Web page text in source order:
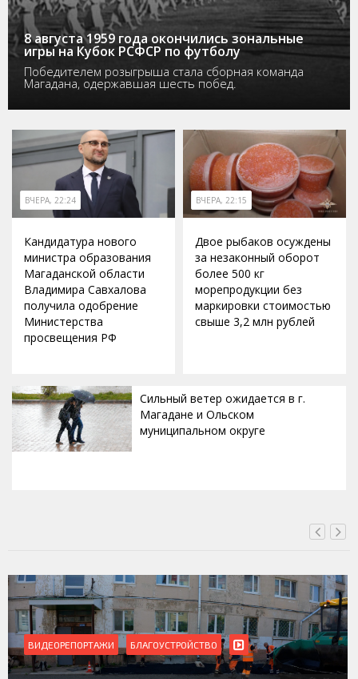
8 августа 1959 года окончились зональные
игры на Кубок РСФСР по футболу
Победителем розыгрыша стала сборная команда
Магадана, одержавшая шесть побед.
ВЧЕРА, 22:24
Кандидатура нового
министра образования
Магаданской области
Владимира Савхалова
получила одобрение
Министерства
просвещения РФ
ВЧЕРА, 22:15
Двое рыбаков осуждены
за незаконный оборот
более 500 кг
морепродукции без
маркировки стоимостью
свыше 3,2 млн рублей
Сильный ветер ожидается в г.
Магадане и Ольском
муниципальном округе
ВИДЕОРЕПОРТАЖИ